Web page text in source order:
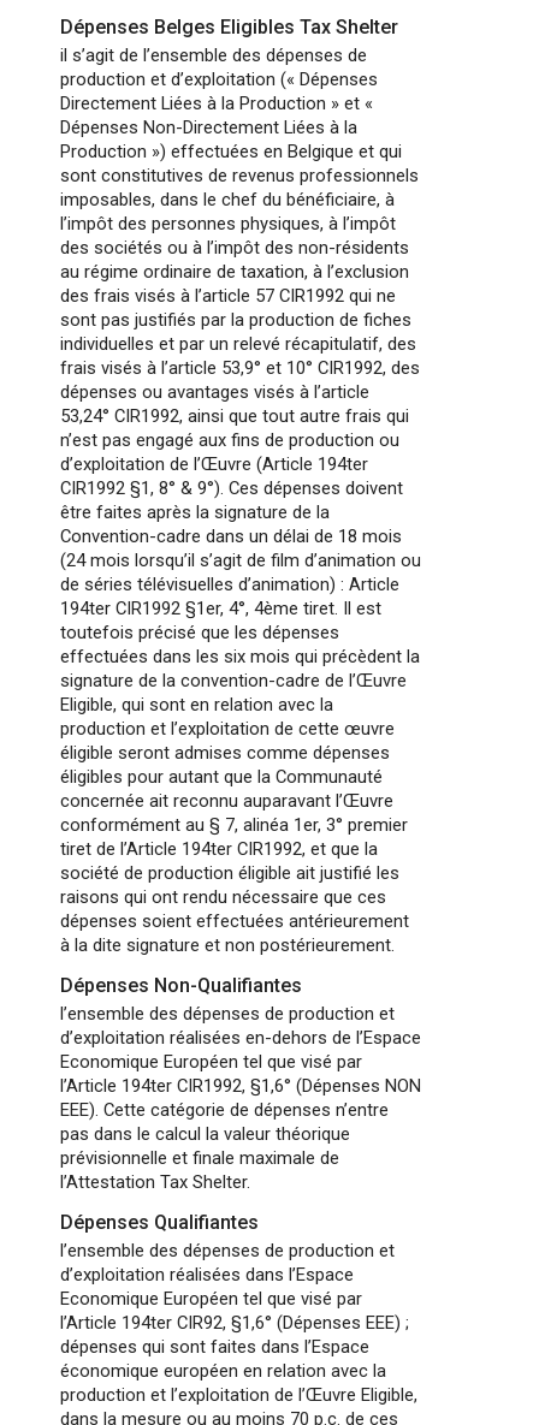
Dépenses Belges Eligibles Tax Shelter
il s’agit de l’ensemble des dépenses de
production et d’exploitation (« Dépenses
Directement Liées à la Production » et «
Dépenses Non-Directement Liées à la
Production ») effectuées en Belgique et qui
sont constitutives de revenus professionnels
imposables, dans le chef du bénéficiaire, à
l’impôt des personnes physiques, à l’impôt
des sociétés ou à l’impôt des non-résidents
au régime ordinaire de taxation, à l’exclusion
des frais visés à l’article 57 CIR1992 qui ne
sont pas justifiés par la production de fiches
individuelles et par un relevé récapitulatif, des
frais visés à l’article 53,9° et 10° CIR1992, des
dépenses ou avantages visés à l’article
53,24° CIR1992, ainsi que tout autre frais qui
n’est pas engagé aux fins de production ou
d’exploitation de l’Œuvre (Article 194ter
CIR1992 §1, 8° & 9°). Ces dépenses doivent
être faites après la signature de la
Convention-cadre dans un délai de 18 mois
(24 mois lorsqu’il s’agit de film d’animation ou
de séries télévisuelles d’animation) : Article
194ter CIR1992 §1er, 4°, 4ème tiret. Il est
toutefois précisé que les dépenses
effectuées dans les six mois qui précèdent la
signature de la convention-cadre de l’Œuvre
Eligible, qui sont en relation avec la
production et l’exploitation de cette œuvre
éligible seront admises comme dépenses
éligibles pour autant que la Communauté
concernée ait reconnu auparavant l’Œuvre
conformément au § 7, alinéa 1er, 3° premier
tiret de l’Article 194ter CIR1992, et que la
société de production éligible ait justifié les
raisons qui ont rendu nécessaire que ces
dépenses soient effectuées antérieurement
à la dite signature et non postérieurement.
Dépenses Non-Qualifiantes
l’ensemble des dépenses de production et
d’exploitation réalisées en-dehors de l’Espace
Economique Européen tel que visé par
l’Article 194ter CIR1992, §1,6° (Dépenses NON
EEE). Cette catégorie de dépenses n’entre
pas dans le calcul la valeur théorique
prévisionnelle et finale maximale de
l’Attestation Tax Shelter.
Dépenses Qualifiantes
l’ensemble des dépenses de production et
d’exploitation réalisées dans l’Espace
Economique Européen tel que visé par
l’Article 194ter CIR92, §1,6° (Dépenses EEE) ;
dépenses qui sont faites dans l’Espace
économique européen en relation avec la
production et l’exploitation de l’Œuvre Eligible,
dans la mesure ou au moins 70 p.c. de ces